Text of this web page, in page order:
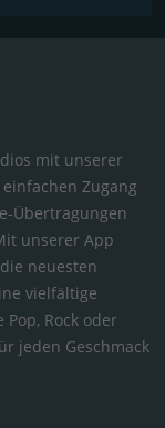
mit unserer
Zugang
Übertragungen
unserer App
neuesten
vielfältige
Rock oder
jeden Geschmack